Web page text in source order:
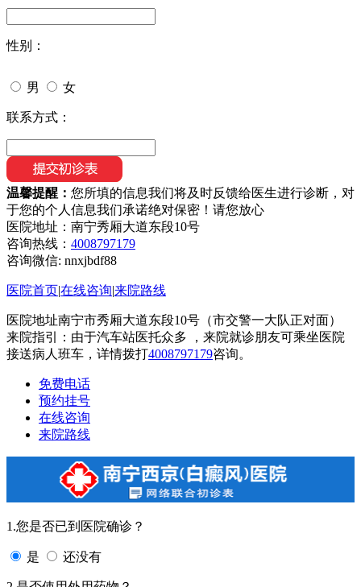
性别：
男 女
联系方式：
温馨提醒： 您所填的信息我们将及时反馈给医生进行诊断，对
于您的个人信息我们承诺绝对保密！请您放心
医院地址：南宁秀厢大道东段10号
咨询热线： 4008797179
咨询微信: nnxjbdf88
医院首页|在线咨询|来院路线
医院地址南宁市秀厢大道东段10号（市交警一大队正对面）
来院指引：由于汽车站医托众多 ，来院就诊朋友可乘坐医院
接送病人班车，详情拨打4008797179咨询。
免费电话
预约挂号
在线咨询
来院路线
1.您是否已到医院确诊？
是 还没有